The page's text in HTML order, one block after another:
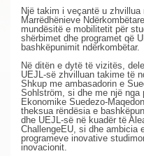
Një takim i veçantë u
Marrëdhënieve
mundësitë e mobilitetit për
shërbimet dhe programet që
bashkëpunimit ndërkombëtar.
Në ditën e dytë të vizitës,
UEJL-së zhvilluan takime të
Shkup me ambasadorin e
Sohlström, si dhe me një nga
Ekonomike Suedezo-
theksua rëndësia e
dhe UEJL-së në kuadër të
ChallengeEU, si dhe ambicia
programeve inovative
inovacionit.